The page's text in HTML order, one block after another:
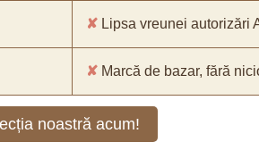
✘ Lipsa vreunei autorizări
✘ Marcă de bazar, fără
noastră acum!